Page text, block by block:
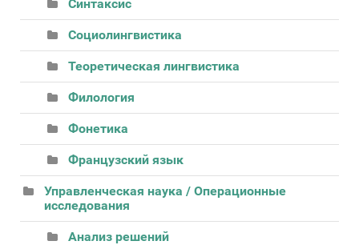
Синтаксис
Социолингвистика
Теоретическая лингвистика
Филология
Фонетика
Французский язык
Управленческая наука / Операционные
исследования
Анализ решений